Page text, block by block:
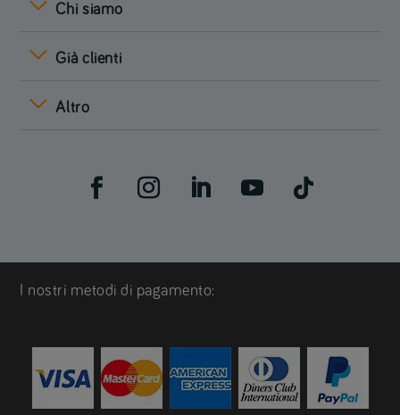
Chi siamo
Già clienti
Altro
I nostri metodi di pagamento: